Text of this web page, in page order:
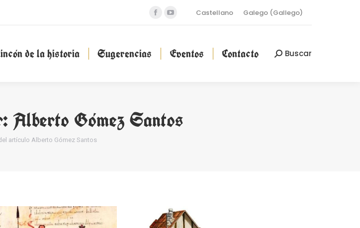
Facebook
in
YouTube
in
Castellano Galego (Gallego)
de la historia Sugerencias Eventos Contacto Buscar:
Buscar
Alberto Gómez Santos
artículo Alberto Gómez Santos
de la historia Sugerencias Eventos Contacto Buscar